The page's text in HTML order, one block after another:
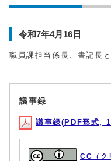
令和7年4月16日
職員課担当係長、書記長
議事録
議事録(PDF形式,
CC（ク